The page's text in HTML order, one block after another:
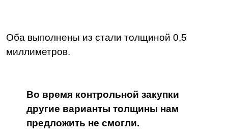
Оба выполнены из стали толщиной 0,5
миллиметров.
Во время контрольной закупки
другие варианты толщины нам
предложить не смогли.